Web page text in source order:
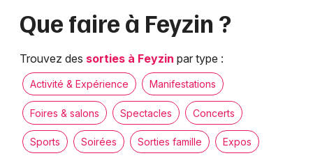
Grands événements
Activité & Expérience
Manifestations
Bordeaux
Lille
Lyon
Marseille
Que faire à Feyzin ?
Trouvez des sorties à Feyzin par type :
Activité & Expérience Manifestations
Foires & salons Spectacles Concerts
Sports Soirées Sorties famille Expos
Près de moi
Changer de lieu
Quand ?
Effacer les dates
Aujourd'hui
Demain Ce week-end Autre